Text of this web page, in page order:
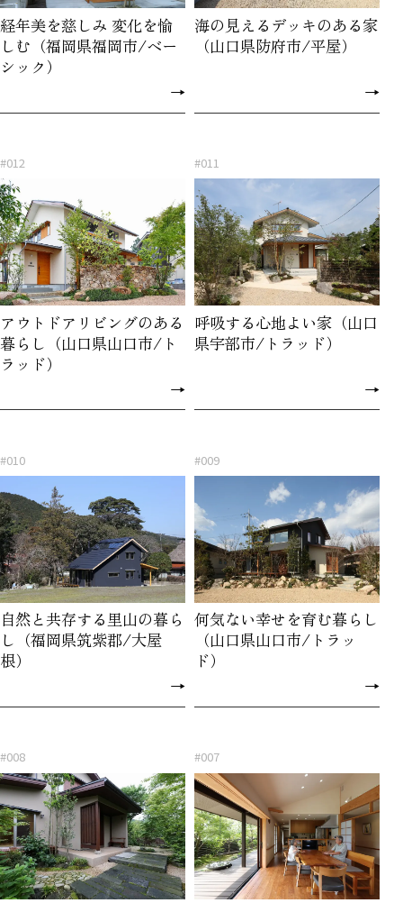
経年美を慈しみ 変化を愉
しむ（福岡県福岡市/ベー
シック）
→
海の見えるデッキのある家
（山口県防府市/平屋）
→
#012
アウトドアリビングのある
暮らし（山口県山口市/ト
ラッド）
→
#011
呼吸する心地よい家（山口
県宇部市/トラッド）
→
#010
自然と共存する里山の暮ら
し（福岡県筑紫郡/大屋
根）
→
#009
何気ない幸せを育む暮らし
（山口県山口市/トラッ
ド）
→
#008 #007